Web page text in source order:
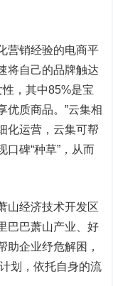
销经验的电商平
将自己的品牌触达
，其中85%是宝
优质商品。”云集相
化运营，云集可帮
口碑“种草”，从而
经济技术开发区
巴巴萧山产业、好
助企业纾危解困，
划，依托自身的流